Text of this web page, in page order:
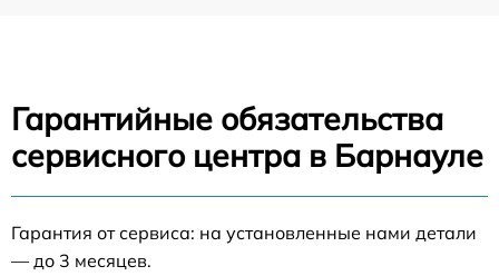
Гарантийные обязательства
сервисного центра в Барнауле
Гарантия от сервиса: на установленные нами детали
— до 3 месяцев.